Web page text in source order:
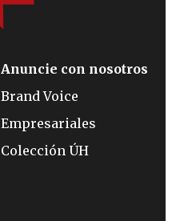
Anuncie con nosotros
Brand Voice
Empresariales
Colección ÚH